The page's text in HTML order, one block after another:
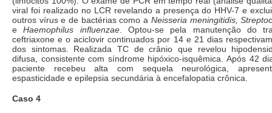
viral foi realizado no LCR revelando a presença do HHV-7 e
outros vírus e de bactérias como a Neisseria meningitidis,
e Haemophilus influenzae. Optou-se pela manutenção do
ceftriaxone e o aciclovir continuados por 14 e 21 dias
dos sintomas. Realizada TC de crânio que revelou
difusa, consistente com síndrome hipóxico-isquêmica. Após 42
paciente recebeu alta com sequela neurológica,
espasticidade e epilepsia secundária à encefalopatia crônica.
Caso 4